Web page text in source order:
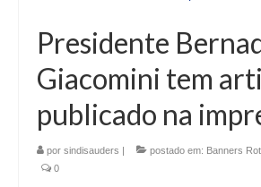
Presidente
Giacomini tem
publicado na
por sindisauders | postado em: Banners
0